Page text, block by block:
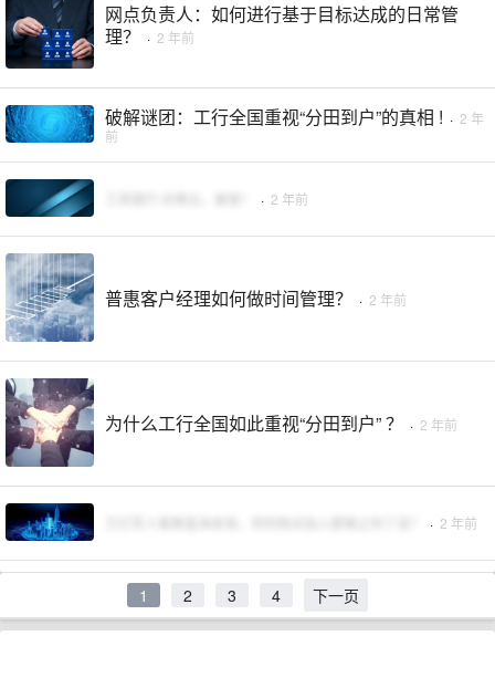
网点负责人：如何进行基于目标达成的日常管
理？
· 2 年前
破解谜团：工行全国重视“分田到户”的真相 ! · 2 年
前
· 2 年前
普惠客户经理如何做时间管理？ · 2 年前
为什么工行全国如此重视“分田到户” ？ · 2 年前
· 2 年前
1 2 3 4 下一页